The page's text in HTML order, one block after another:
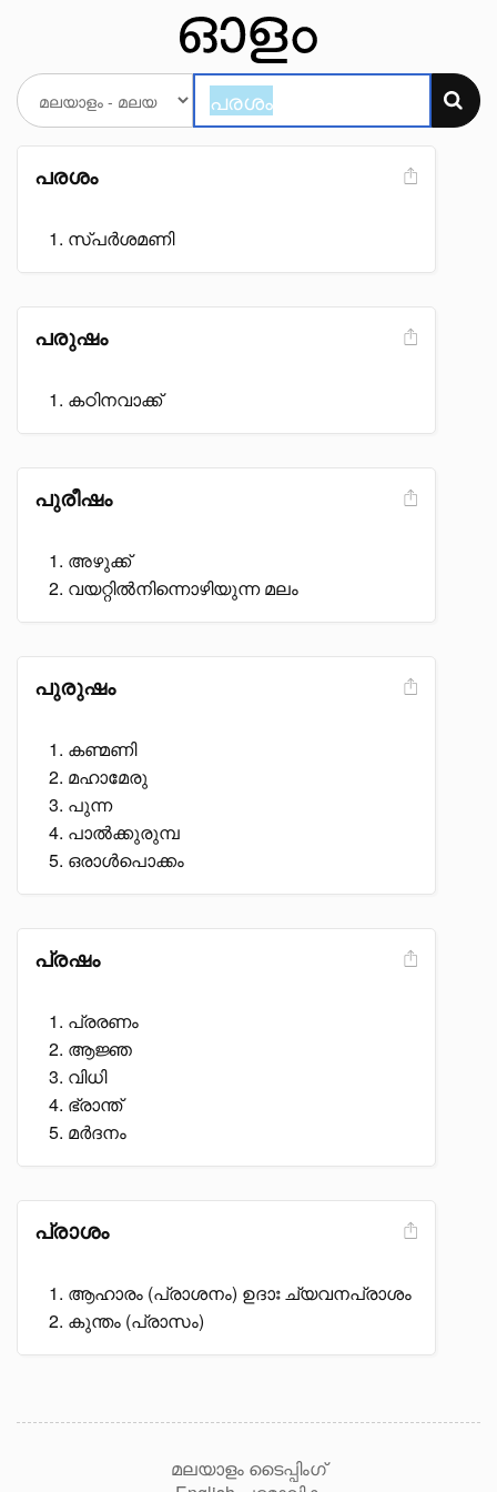
പരശം
സ്പർശമണി
പരുഷം
കഠിനവാക്ക്
പുരീഷം
അഴുക്ക്
വയറ്റിൽനിന്നൊഴിയുന്ന മലം
പുരുഷം
കണ്മണി
മഹാമേരു
പുന്ന
പാൽക്കുരുമ്പ
ഒരാൾപൊക്കം
പ്രഷം
പ്രരണം
ആജ്ഞ
വിധി
ഭ്രാന്ത്
മർദനം
പ്രാശം
ആഹാരം (പ്രാശനം) ഉദാഃ ച്യവനപ്രാശം
കുന്തം (പ്രാസം)
മലയാളം ടൈപ്പിംഗ്